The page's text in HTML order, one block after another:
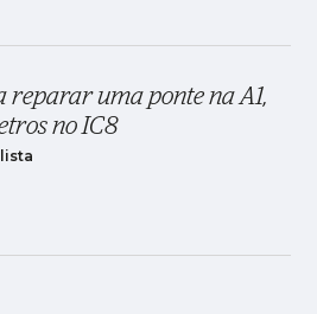
reparar uma ponte na A1,
no IC8